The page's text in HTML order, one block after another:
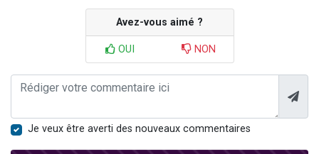
Avez-vous aimé ?
OUI NON
Je veux être averti des nouveaux commentaires